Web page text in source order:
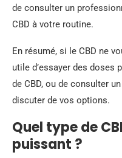
de consulter un
CBD à votre routine.
En résumé, si le CBD ne
utile d’essayer des doses
de CBD, ou de consulter
discuter de vos options.
Quel type de
puissant ?